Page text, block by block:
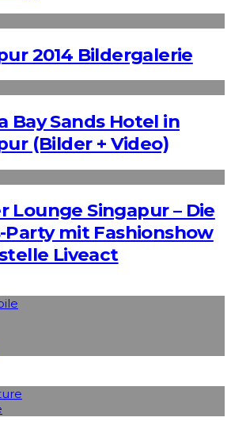
2014 Bildergalerie
Bay Sands Hotel in
(Bilder + Video)
Lounge Singapur – Die
Party mit Fashionshow
Liveact